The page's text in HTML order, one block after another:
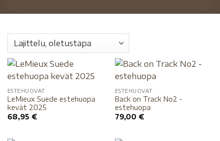
ESTEHUOVAT
LeMieux Suede estehuopa
kevät 2025
68,95 €
ESTEHUOVAT
Back on Track No2 -
estehuopa
79,00 €